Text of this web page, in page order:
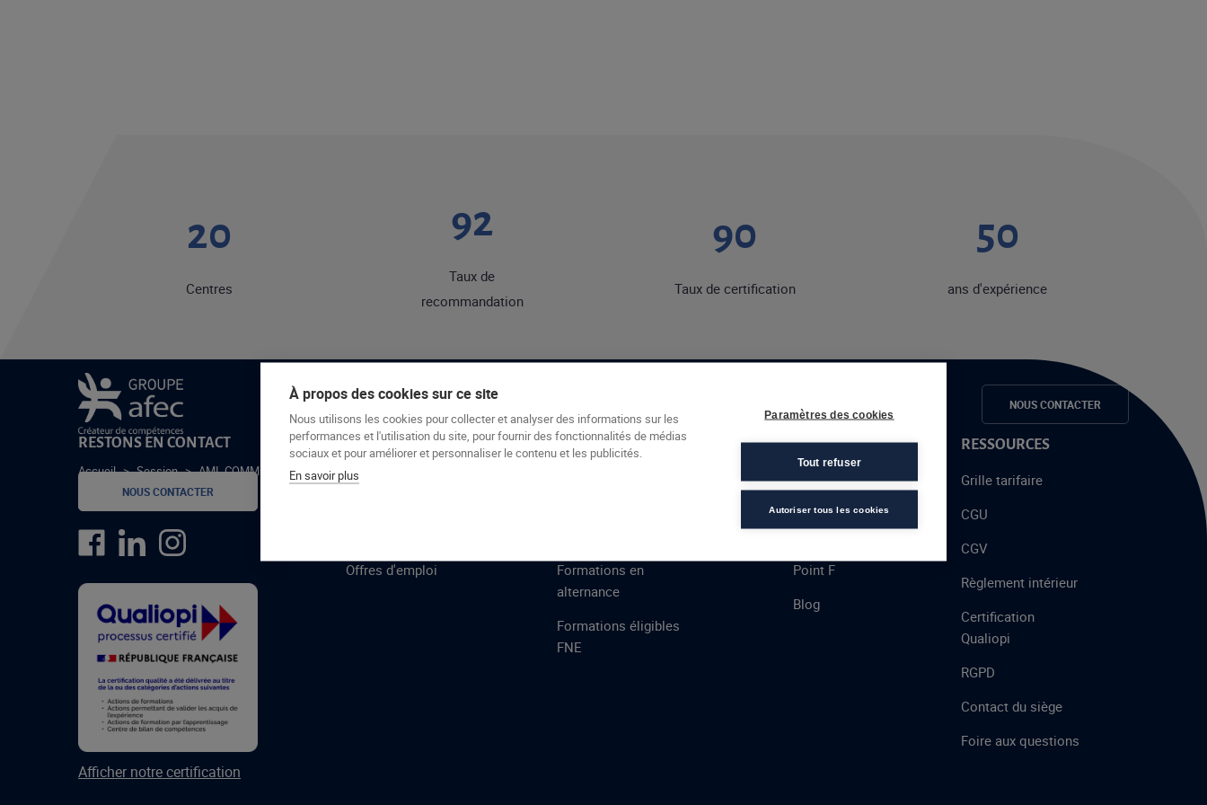
Le groupe Afec Formations Espace candidats NOUS CONTACTER
Accueil > Session > AMI_COMMIS CUISINE-2024-1-C
20
Centres
92
Taux de
recommandation
90
Taux de certification
50
ans d'expérience
RESTONS EN CONTACT
NOUS CONTACTER
Afficher notre certification
GROUPE AFEC
Formations
Offres d'emploi
PRESTATIONS
Formations en
alternance
Formations éligibles
FNE
À PROPOS
Talent
Point F
Blog
RESSOURCES
Grille tarifaire
CGU
CGV
Règlement intérieur
Certification
Qualiopi
RGPD
Contact du siège
Foire aux questions
À propos des cookies sur ce site
Nous utilisons les cookies pour collecter et analyser des informations sur les
performances et l'utilisation du site, pour fournir des fonctionnalités de médias
sociaux et pour améliorer et personnaliser le contenu et les publicités.
En savoir plus
Paramètres des cookies
Tout refuser
Autoriser tous les cookies